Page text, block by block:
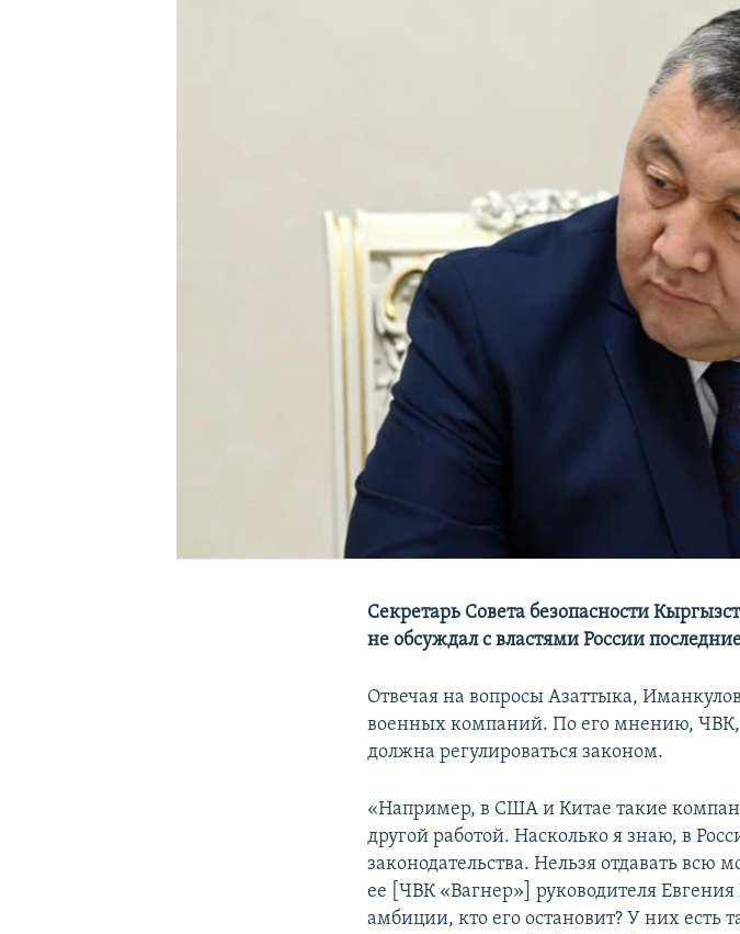
Секретарь Совета безопасности
не обсуждал с властями России
Отвечая на вопросы Азаттыка,
военных компаний. По его мнению, ЧВК,
должна регулироваться законом.
«Например, в США и Китае такие
другой работой. Насколько я знаю, в
законодательства. Нельзя отдавать
ее [ЧВК «Вагнер»] руководителя
амбиции, кто его остановит? У них есть